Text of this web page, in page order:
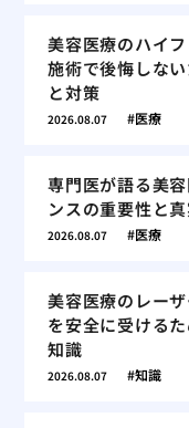
美容医療のハイ
施術で後悔しな
と対策
2026.08.07 医療
専門医が語る美
ンスの重要性と
2026.08.07 医療
美容医療のレー
を安全に受ける
知識
2026.08.07 知識